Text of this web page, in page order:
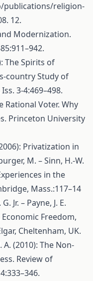
publications/religion-
12.
Modernization.
The Spirits of
country Study of
3-4:469–498.
Rational Voter. Why
Princeton University
Privatization in
M. – Sinn, H.-W.
in the
Mass.:117–14
Jr. – Payne, J. E.
Freedom,
Cheltenham, UK.
A. (2010): The Non-
Review of